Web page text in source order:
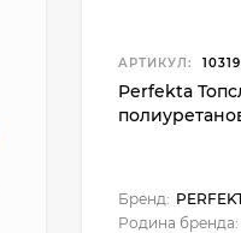
АРТИКУЛ:
Perfekta
Бренд:
Родина бренда: